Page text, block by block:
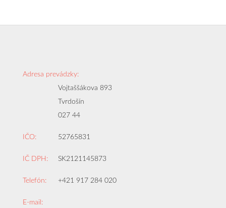
Adresa prevádzky:
Vojtaššákova 893
Tvrdošín
027 44
IČO: 52765831
IČ DPH: SK2121145873
Telefón: +421 917 284 020
E-mail: